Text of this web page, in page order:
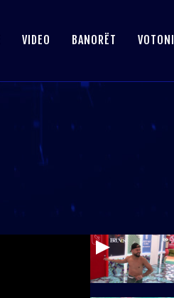
VIDEO BANORËT VOTONI